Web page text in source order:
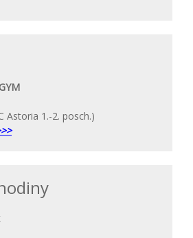
Astoria 1.-2. posch.)